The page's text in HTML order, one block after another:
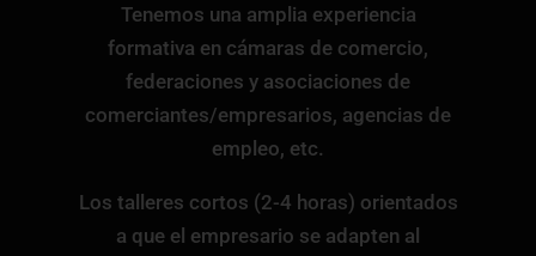
Tenemos una amplia experiencia
formativa en cámaras de comercio,
federaciones y asociaciones de
comerciantes/empresarios, agencias de
empleo, etc.
Los talleres cortos (2-4 horas) orientados
a que el empresario se adapten al